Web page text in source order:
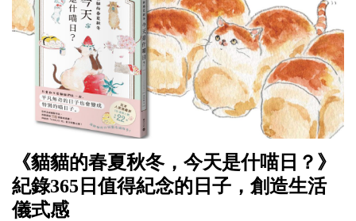
《貓貓的春夏秋冬，今天是什喵日？》
紀錄365日值得紀念的日子，創造生活
儀式感